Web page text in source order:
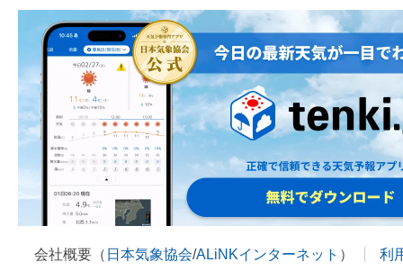
会社概要（ 日本気象協会/ALiNKインターネット ） 利